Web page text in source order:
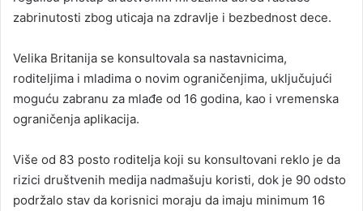
zabrinutosti zbog uticaja na zdravlje i bezbednost dece.
Velika Britanija se konsultovala sa nastavnicima,
roditeljima i mladima o novim ograničenjima, uključujući
moguću zabranu za mlađe od 16 godina, kao i vremenska
ograničenja aplikacija.
Više od 83 posto roditelja koji su konsultovani reklo je da
rizici društvenih medija nadmašuju koristi, dok je 90 odsto
podržalo stav da korisnici moraju da imaju minimum 16